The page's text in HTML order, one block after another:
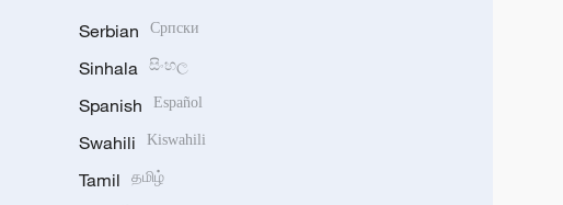
Serbian Српски
Sinhala සිංහල
Spanish Español
Swahili Kiswahili
Tamil தமிழ்